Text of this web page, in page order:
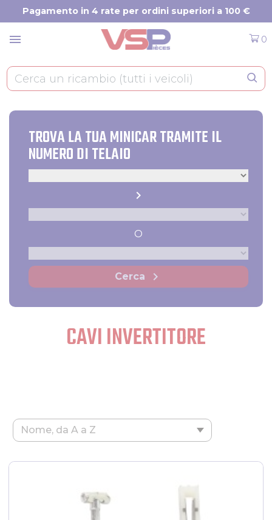
Pagamento in 4 rate per ordini superiori a 100 €
menu 0
TROVA LA TUA MINICAR TRAMITE IL
NUMERO DI TELAIO
Tipo
chevron_right
O
Cerca chevron_right
CAVI INVERTITORE
Pannello di gestione dei cookies